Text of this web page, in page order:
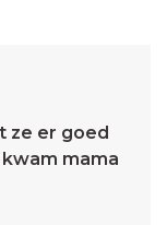
ze er goed
mama